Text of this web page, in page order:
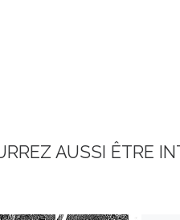
AUSSI ÊTRE